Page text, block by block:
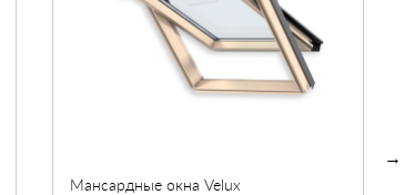
Мансардные окна Velux